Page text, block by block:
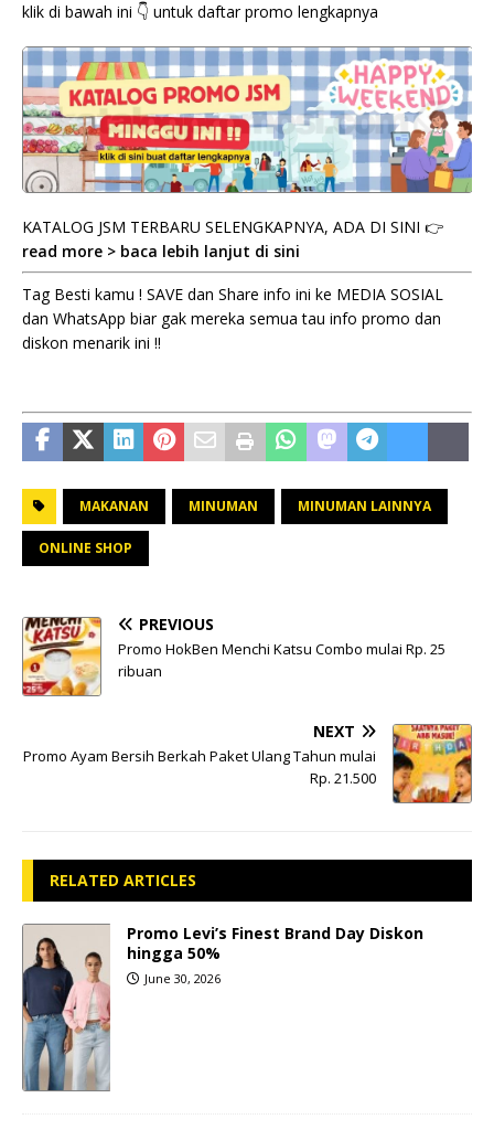
klik di bawah ini 👇 untuk daftar promo lengkapnya
KATALOG JSM TERBARU SELENGKAPNYA, ADA DI SINI 👉
read more > baca lebih lanjut di sini
Tag Besti kamu ! SAVE dan Share info ini ke MEDIA SOSIAL
dan WhatsApp biar gak mereka semua tau info promo dan
diskon menarik ini !!
MAKANAN MINUMAN MINUMAN LAINNYA
ONLINE SHOP
PREVIOUS
Promo HokBen Menchi Katsu Combo mulai Rp. 25
ribuan
NEXT
Promo Ayam Bersih Berkah Paket Ulang Tahun mulai
Rp. 21.500
RELATED ARTICLES
Promo Levi’s Finest Brand Day Diskon
hingga 50%
June 30, 2026